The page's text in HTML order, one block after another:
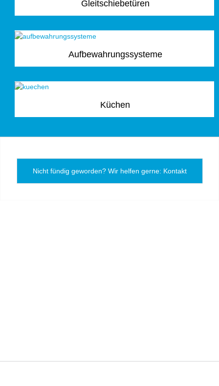
Gleitschiebetüren
Aufbewahrungssysteme
Küchen
Nicht fündig geworden? Wir helfen gerne: Kontakt